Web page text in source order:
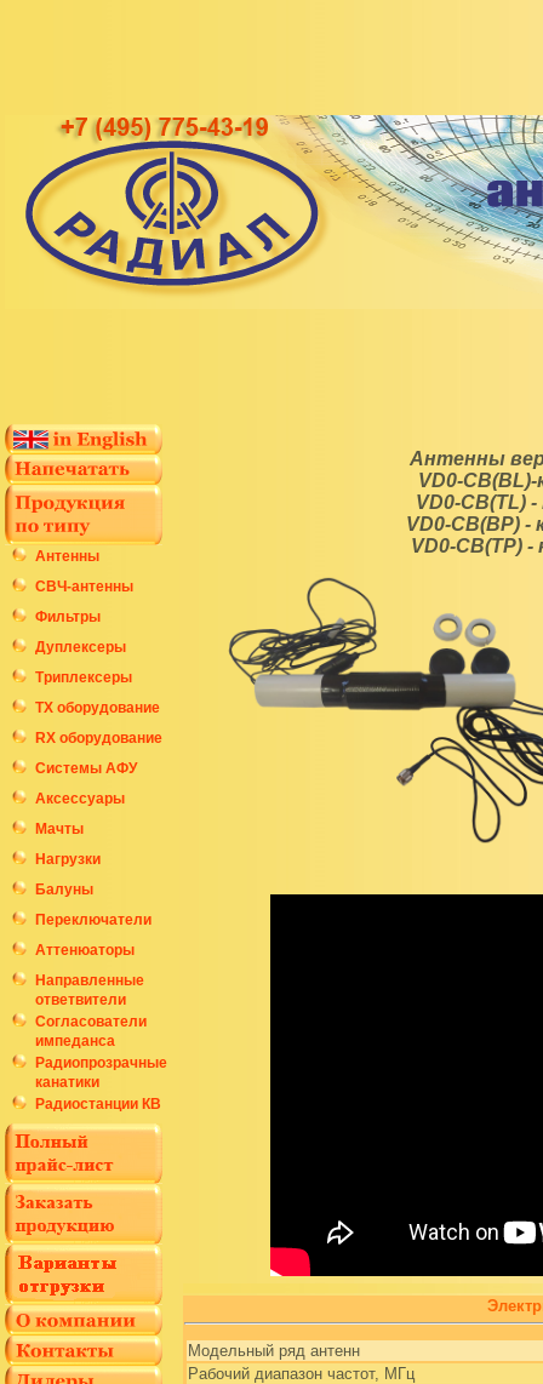
Антенны
СВЧ-антенны
Фильтры
Дуплексеры
Триплексеры
ТХ оборудование
RX оборудование
Системы АФУ
Аксессуары
Мачты
Нагрузки
Балуны
Переключатели
Аттенюаторы
Направленные
ответвители
Согласователи
импеданса
Радиопрозрачные
канатики
Радиостанции КВ
Антенны
VD0-
VD0-CB(TL)
VD0-CB(BP)
VD0-CB(TP)
Модельный ряд антенн
Рабочий диапазон частот, МГц